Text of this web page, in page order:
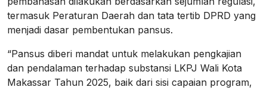
termasuk Peraturan Daerah dan tata tertib DPRD yang
menjadi dasar pembentukan pansus.
“Pansus diberi mandat untuk melakukan pengkajian
dan pendalaman terhadap substansi LKPJ Wali Kota
Makassar Tahun 2025, baik dari sisi capaian program,